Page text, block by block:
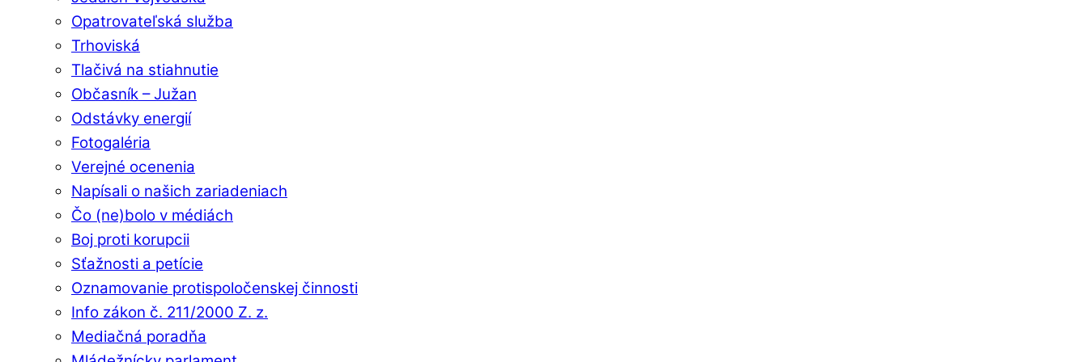
Opatrovateľská služba
Trhoviská
Tlačivá na stiahnutie
Občasník – Južan
Odstávky energií
Fotogaléria
Verejné ocenenia
Napísali o našich zariadeniach
Čo (ne)bolo v médiách
Boj proti korupcii
Sťažnosti a petície
Oznamovanie protispoločenskej činnosti
Info zákon č. 211/2000 Z. z.
Mediačná poradňa